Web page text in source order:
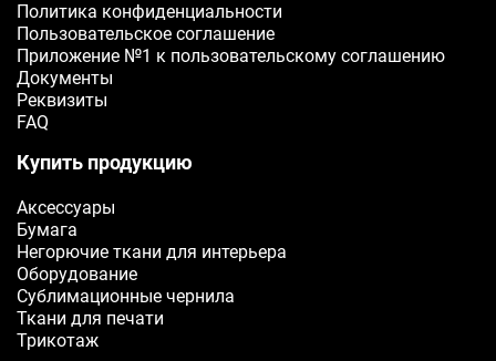
Политика конфиденциальности
Пользовательское соглашение
Приложение №1 к пользовательскому соглашению
Документы
Реквизиты
FAQ
Купить продукцию
Аксессуары
Бумага
Негорючие ткани для интерьера
Оборудование
Сублимационные чернила
Ткани для печати
Трикотаж